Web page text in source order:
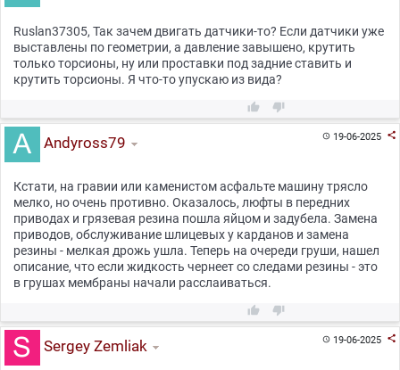
Ruslan37305, Так зачем двигать датчики-то? Если датчики уже
выставлены по геометрии, а давление завышено, крутить
только торсионы, ну или проставки под задние ставить и
крутить торсионы. Я что-то упускаю из вида?
 
19-06-2025 
Andyross79
Кстати, на гравии или каменистом асфальте машину трясло
мелко, но очень противно. Оказалось, люфты в передних
приводах и грязевая резина пошла яйцом и задубела. Замена
приводов, обслуживание шлицевых у карданов и замена
резины - мелкая дрожь ушла. Теперь на очереди груши, нашел
описание, что если жидкость чернеет со следами резины - это
в грушах мембраны начали расслаиваться.
 
19-06-2025 
Sergey Zemliak